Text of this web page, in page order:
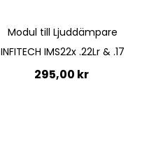
Modul till Ljuddämpare
INFITECH IMS22x .22Lr & .17
295,00 kr